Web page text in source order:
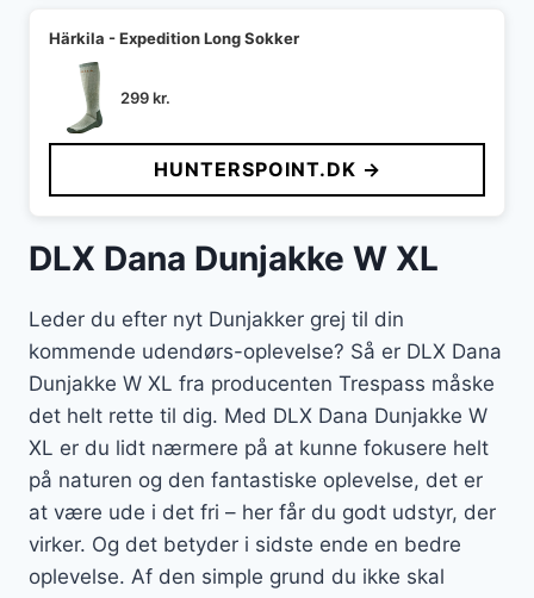
Härkila - Expedition Long Sokker
299kr.
HUNTERSPOINT.DK →
DLX Dana Dunjakke W XL
Leder du efter nyt Dunjakker grej til din
kommende udendørs-oplevelse? Så er DLX Dana
Dunjakke W XL fra producenten Trespass måske
det helt rette til dig. Med DLX Dana Dunjakke W
XL er du lidt nærmere på at kunne fokusere helt
på naturen og den fantastiske oplevelse, det er
at være ude i det fri – her får du godt udstyr, der
virker. Og det betyder i sidste ende en bedre
oplevelse. Af den simple grund du ikke skal